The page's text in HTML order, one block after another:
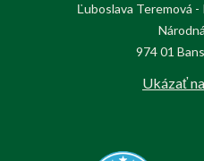
Ľuboslava Teremová
974 01
Ukázať